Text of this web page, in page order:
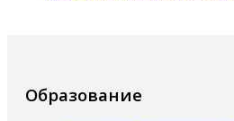
Образование